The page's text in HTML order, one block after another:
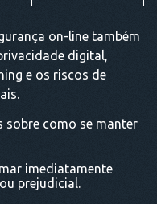
on-line também
digital,
e os riscos de
sobre como se manter
imediatamente
prejudicial.